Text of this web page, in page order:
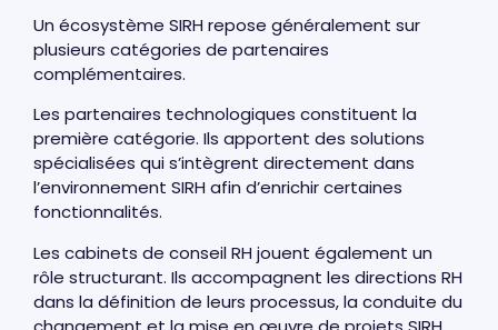
Un écosystème SIRH repose généralement sur
plusieurs catégories de partenaires
complémentaires.
Les partenaires technologiques constituent la
première catégorie. Ils apportent des solutions
spécialisées qui s’intègrent directement dans
l’environnement SIRH afin d’enrichir certaines
fonctionnalités.
Les cabinets de conseil RH jouent également un
rôle structurant. Ils accompagnent les directions RH
dans la définition de leurs processus, la conduite du